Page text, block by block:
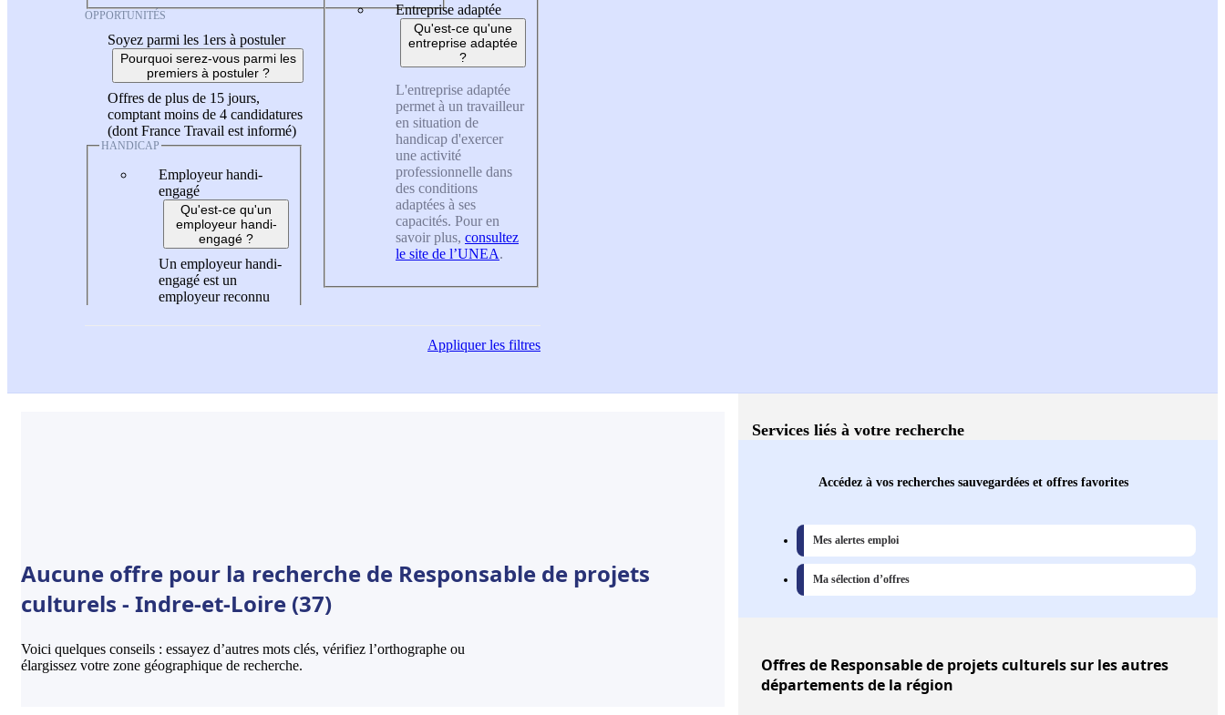
OPPORTUNITÉS
Soyez parmi les 1ers à postuler
Pourquoi serez-vous parmi les
premiers à postuler ?
Offres de plus de 15 jours,
comptant moins de 4 candidatures
(dont France Travail est informé)
HANDICAP
Employeur handi-
engagé
Qu'est-ce qu'un
employeur handi-
engagé ?
Un employeur handi-
engagé est un
employeur reconnu
Entreprise adaptée
Qu'est-ce qu'une
entreprise adaptée
?
L'entreprise adaptée
permet à un travailleur
en situation de
handicap d'exercer
une activité
professionnelle dans
des conditions
adaptées à ses
capacités. Pour en
savoir plus, consultez
le site de l’UNEA.
Appliquerles filtres
Aucune offre pour la recherche de Responsable de projets
culturels - Indre-et-Loire (37)
Voici quelques conseils : essayez d’autres mots clés, vérifiez l’orthographe ou
élargissez votre zone géographique de recherche.
Services liés à votre recherche
Accédez à vos recherches sauvegardées et offres favorites
Mes alertes emploi
Ma sélection d’offres
Offresde Responsable de projets culturels sur les autres
départements de la région